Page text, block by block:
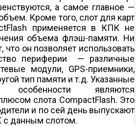
а самое главное —
Кроме того, слот для карт
применяется в КПК не
объема флэш-памяти. Ни
что он позволяет использовать
периферии — различные
модули, GPS-приемники,
тип памяти и т.д. Указанные
особенности являются
слота CompactFlash. Это
и по сей день выпускают
данным слотом.